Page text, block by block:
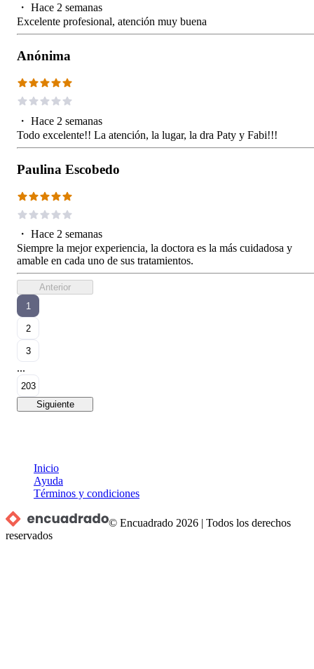
・ Hace 2 semanas
Excelente profesional, atención muy buena
Anónima
・ Hace 2 semanas
Todo excelente!! La atención, la lugar, la dra Paty y Fabi!!!
Paulina Escobedo
・ Hace 2 semanas
Siempre la mejor experiencia, la doctora es la más cuidadosa y
amable en cada uno de sus tratamientos.
Anterior
1
2
3
...
203
Siguiente
Inicio
Ayuda
Términos y condiciones
© Encuadrado 2026 |Todos los derechos
reservados